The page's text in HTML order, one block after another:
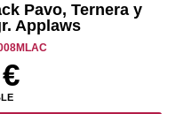
Pavo, Ternera y
Applaws